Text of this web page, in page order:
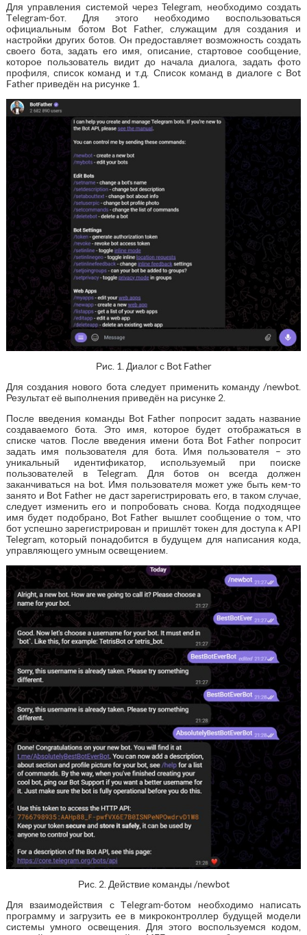
Для управления системой через Telegram, необходимо создать
Тelegram-бот. Для этого необходимо воспользоваться
официальным ботом Bot Father, служащим для создания и
настройки других ботов. Он предоставляет возможность создать
своего бота, задать его имя, описание, стартовое сообщение,
которое пользователь видит до начала диалога, задать фото
профиля, список команд и т.д. Список команд в диалоге с Bot
Father приведён на рисунке 1.
Рис. 1. Диалог с Bot Father
Для создания нового бота следует применить команду /newbot.
Результат её выполнения приведён на рисунке 2.
После введения команды Bot Father попросит задать название
создаваемого бота. Это имя, которое будет отображаться в
списке чатов. После введения имени бота Bot Father попросит
задать имя пользователя для бота. Имя пользователя – это
уникальный идентификатор, используемый при поиске
пользователей в Telegram. Для ботов он всегда должен
заканчиваться на bot. Имя пользователя может уже быть кем-то
занято и Bot Father не даст зарегистрировать его, в таком случае,
следует изменить его и попробовать снова. Когда подходящее
имя будет подобрано, Bot Father вышлет сообщение о том, что
бот успешно зарегистрирован и пришлёт токен для доступа к API
Telegram, который понадобится в будущем для написания кода,
управляющего умным освещением.
Рис. 2. Действие команды /newbot
Для взаимодействия с Тelegram-ботом необходимо написать
программу и загрузить ее в микроконтроллер будущей модели
системы умного освещения. Для этого воспользуемся кодом,